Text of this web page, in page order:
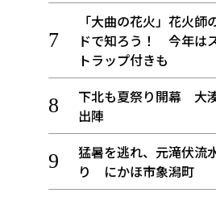
「大曲の花火」花火師
ドで知ろう！ 今年は
トラップ付きも
下北も夏祭り開幕 大
出陣
猛暑を逃れ、元滝伏流
り にかほ市象潟町